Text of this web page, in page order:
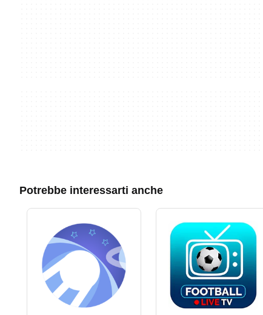
Potrebbe interessarti anche